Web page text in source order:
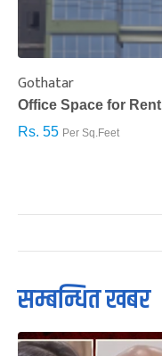
Gothatar
Office Space for
Rs. 55 Per Sq.Feet
सम्बन्धित खबर